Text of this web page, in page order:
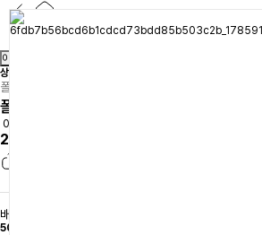
이전
상품간략정보 및 구매기능
폴라리스
폴라리스 컴포트 슬라이드 폴대 280 (티탄)
0.0 (0개)
29,900원
배송
50,000원이상 무료배송